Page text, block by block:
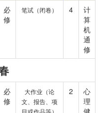
必
修
笔试（闭卷） 4
计
算
机
通
修
必
修
大作业（论
文、报告、项
目或作品等）
2
心
理
健